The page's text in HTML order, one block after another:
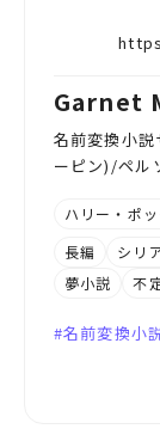
Garnet
名前変換小
ーピン)/ペル
ハリー・ポ
長編
シリ
夢小説
不
名前変換小